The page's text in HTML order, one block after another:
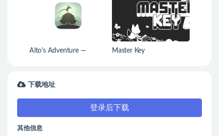
Alto's Adventure —
Master Key
下载地址
登录后下载
其他信息